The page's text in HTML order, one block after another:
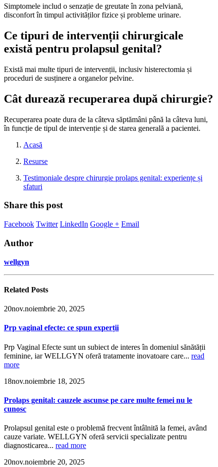
Simptomele includ o senzație de greutate în zona pelviană,
disconfort în timpul activităților fizice și probleme urinare.
Ce tipuri de intervenții chirurgicale
există pentru prolapsul genital?
Există mai multe tipuri de intervenții, inclusiv histerectomia și
proceduri de susținere a organelor pelvine.
Cât durează recuperarea după chirurgie?
Recuperarea poate dura de la câteva săptămâni până la câteva luni,
în funcție de tipul de intervenție și de starea generală a pacientei.
Acasă
Resurse
Testimoniale despre chirurgie prolaps genital: experiențe și
sfaturi
Share this post
Facebook Twitter LinkedIn Google + Email
Author
wellgyn
Related Posts
20nov.noiembrie 20, 2025
Prp vaginal efecte: ce spun experții
Prp Vaginal Efecte sunt un subiect de interes în domeniul sănătății
feminine, iar WELLGYN oferă tratamente inovatoare care... read
more
18nov.noiembrie 18, 2025
Prolaps genital: cauzele ascunse pe care multe femei nu le
cunosc
Prolapsul genital este o problemă frecvent întâlnită la femei, având
cauze variate. WELLGYN oferă servicii specializate pentru
diagnosticarea... read more
20nov.noiembrie 20, 2025